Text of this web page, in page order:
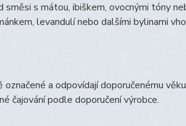
směsi s mátou, ibiškem, ovocnými tóny
levandulí nebo dalšími bylinami
a odpovídají doporučenému
čajování podle doporučení výrobce.